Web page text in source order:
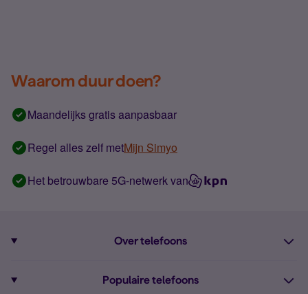
Waarom duur doen?
Maandelijks gratis aanpasbaar
Regel alles zelf metMijn Simyo
Het betrouwbare 5G-netwerk van
Over telefoons
Populaire telefoons